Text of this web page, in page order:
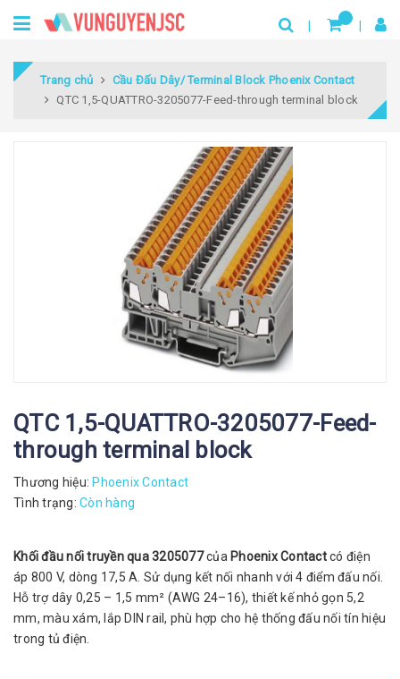
Trang chủ
Cầu Đấu Dây/ Terminal Block Phoenix Contact
QTC 1,5-QUATTRO-3205077-Feed-through terminal block
QTC 1,5-QUATTRO-3205077-Feed-
through terminal block
Thương hiệu: Phoenix Contact
Tình trạng: Còn hàng
Khối đầu nối truyền qua 3205077của Phoenix Contactcó điện
áp 800 V, dòng 17,5 A. Sử dụng kết nối nhanh với 4 điểm đấu nối.
Hỗ trợ dây 0,25 – 1,5 mm² (AWG 24–16), thiết kế nhỏ gọn 5,2
mm, màu xám, lắp DIN rail, phù hợp cho hệ thống đấu nối tín hiệu
trong tủ điện.